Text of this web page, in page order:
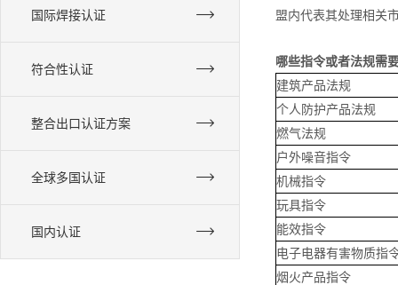
国际焊接认证
符合性认证
整合出口认证方案
全球多国认证
国内认证
盟内代表其处理相
哪些指令或者法规需
建筑产品法规
个人防护产品法规
燃气法规
户外噪音指令
机械指令
玩具指令
能效指令
电子电器有害物质指
烟火产品指令